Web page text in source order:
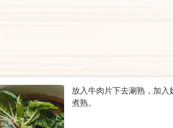
放入牛肉片下去涮熟，加入
煮熟。